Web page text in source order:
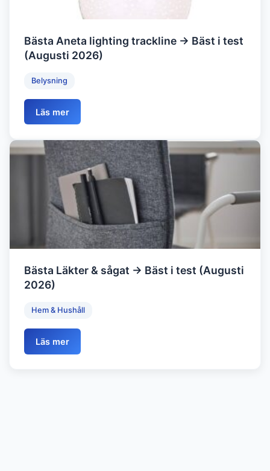
Bästa Aneta lighting trackline → Bäst i test
(Augusti 2026)
Belysning
Läs mer
Bästa Läkter & sågat → Bäst i test (Augusti
2026)
Hem & Hushåll
Läs mer